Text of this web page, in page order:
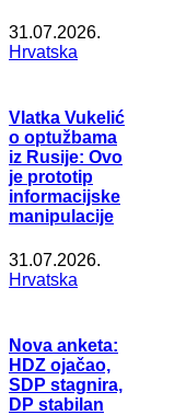
31.07.2026.
Hrvatska
Vlatka Vukelić
o optužbama
iz Rusije: Ovo
je prototip
informacijske
manipulacije
31.07.2026.
Hrvatska
Nova anketa:
HDZ ojačao,
SDP stagnira,
DP stabilan